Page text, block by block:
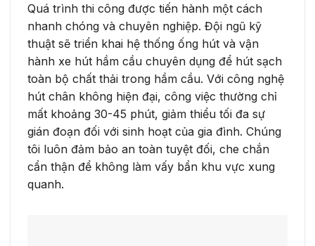
Quá trình thi công được tiến hành một cách
nhanh chóng và chuyên nghiệp. Đội ngũ kỹ
thuật sẽ triển khai hệ thống ống hút và vận
hành xe hút hầm cầu chuyên dụng để hút sạch
toàn bộ chất thải trong hầm cầu. Với công nghệ
hút chân không hiện đại, công việc thường chỉ
mất khoảng 30-45 phút, giảm thiểu tối đa sự
gián đoạn đối với sinh hoạt của gia đình. Chúng
tôi luôn đảm bảo an toàn tuyệt đối, che chắn
cẩn thận để không làm vấy bẩn khu vực xung
quanh.